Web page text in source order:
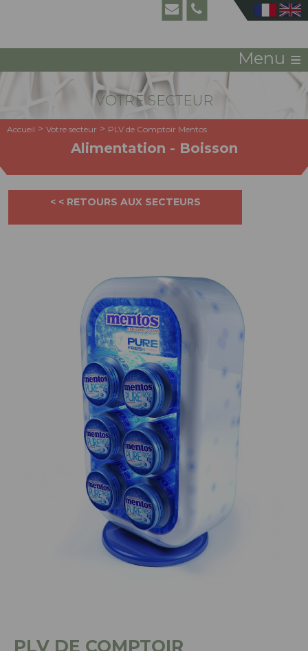
Menu ≡
VOTRE SECTEUR
Accueil > Votre secteur > PLV de Comptoir Mentos
Alimentation - Boisson
< < RETOURS AUX SECTEURS
PLV DE COMPTOIR